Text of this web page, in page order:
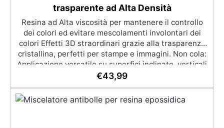
trasparente ad Alta Densità
Resina ad Alta viscosità per mantenere il controllo
dei colori ed evitare mescolamenti involontari dei
colori Effetti 3D straordinari grazie alla trasparenza
cristallina, perfetti per stampe e immagini. Non cola:
Applicazione versatile su superfici inclinate, verticali
o curve per dipinti e rivestimenti. Resistente
adatta a qualsiasi ambiente. Sicura e inodore, priva
di solventi e BPA, ideale per un lavoro confortevole e
€43,99